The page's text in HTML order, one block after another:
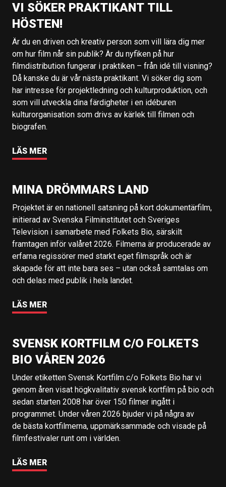
VI SÖKER PRAKTIKANT TILL
HÖSTEN!
Är du en driven och kreativ person som vill lära dig mer
om hur film når sin publik? Är du nyfiken på hur
filmdistribution fungerar i praktiken – från idé till visning?
Då kanske du är vår nästa praktikant. Vi söker dig som
har intresse för projektledning och kulturproduktion, och
som vill utveckla dina färdigheter i en idéburen
kulturorganisation som drivs av kärlek till filmen och
biografen.
LÄS MER
MINA DRÖMMARS LAND
Projektet är en nationell satsning på kort dokumentärfilm,
initierad av Svenska Filminstitutet och Sveriges
Television i samarbete med Folkets Bio, särskilt
framtagen inför valåret 2026. Filmerna är producerade av
erfarna regissörer med starkt eget filmspråk och är
skapade för att inte bara ses – utan också samtalas om
och delas med publik i hela landet.
LÄS MER
SVENSK KORTFILM C/O FOLKETS
BIO VÅREN 2026
Under etiketten Svensk Kortfilm c/o Folkets Bio har vi
genom åren visat högkvalitativ svensk kortfilm på bio och
sedan starten 2008 har över 150 filmer ingått i
programmet. Under våren 2026 bjuder vi på några av
de bästa kortfilmerna, uppmärksammade och visade på
filmfestivaler runt om i världen.
LÄS MER